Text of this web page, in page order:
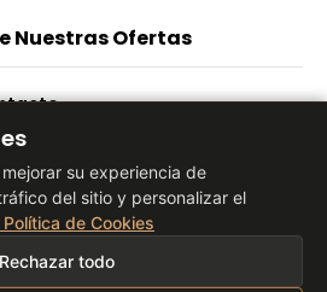
Nuestras Ofertas
Co, S.L
su experiencia de
del sitio y personalizar el
de Cookies
Rechazar todo